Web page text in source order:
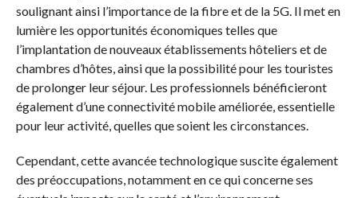
soulignant ainsi l’importance de la fibre et de la 5G. Il met en
lumière les opportunités économiques telles que
l’implantation de nouveaux établissements hôteliers et de
chambres d’hôtes, ainsi que la possibilité pour les touristes
de prolonger leur séjour. Les professionnels bénéficieront
également d’une connectivité mobile améliorée, essentielle
pour leur activité, quelles que soient les circonstances.
Cependant, cette avancée technologique suscite également
des préoccupations, notamment en ce qui concerne ses